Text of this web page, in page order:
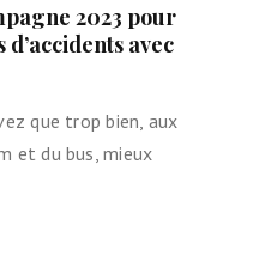
2023 pour
avec
que trop bien, aux
et du bus, mieux